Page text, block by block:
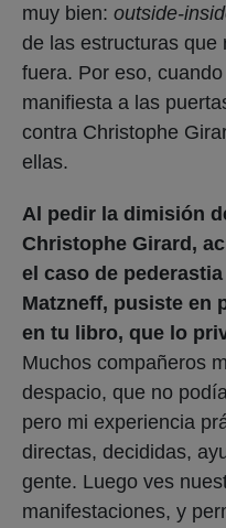
muy bien: outside-
de las estructuras que
fuera. Por eso,
manifiesta a las
contra Christophe
ellas.
Al pedir la dimisión
Christophe Girard,
el caso de
Matzneff, pusiste en
en tu libro, que lo
Muchos compañeros
despacio, que no
pero mi experiencia
directas, decididas,
gente. Luego ves
manifestaciones, y